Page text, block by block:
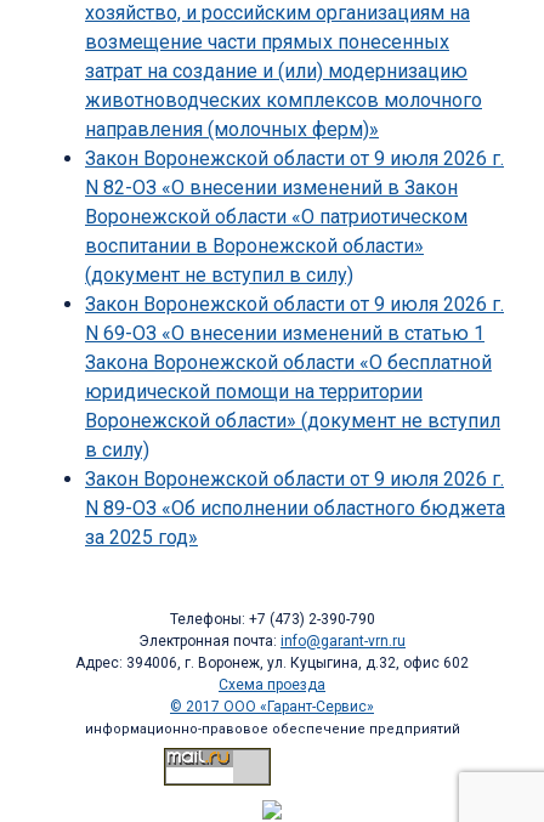
хозяйство, и российским организациям на
возмещение части прямых понесенных
затрат на создание и (или) модернизацию
животноводческих комплексов молочного
направления (молочных ферм)»
Закон Воронежской области от 9 июля 2026 г.
N 82-ОЗ «О внесении изменений в Закон
Воронежской области «О патриотическом
воспитании в Воронежской области»
(документ не вступил в силу)
Закон Воронежской области от 9 июля 2026 г.
N 69-ОЗ «О внесении изменений в статью 1
Закона Воронежской области «О бесплатной
юридической помощи на территории
Воронежской области» (документ не вступил
в силу)
Закон Воронежской области от 9 июля 2026 г.
N 89-ОЗ «Об исполнении областного бюджета
за 2025 год»
Телефоны: +7 (473) 2-390-790
Электронная почта: info@garant-vrn.ru
Адрес: 394006, г. Воронеж, ул. Куцыгина, д.32, офис 602
Схема проезда
© 2017 ООО «Гарант-Сервис»
информационно-правовое обеспечение предприятий